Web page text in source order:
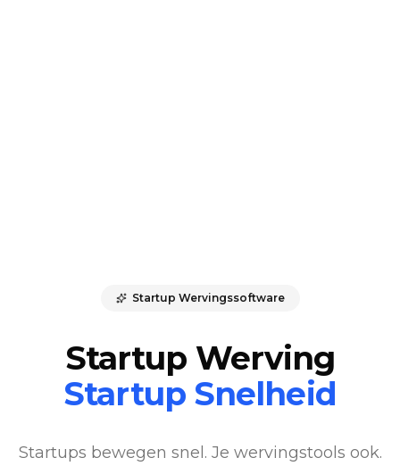
Startup Wervingssoftware
Startup Werving
Startup Snelheid
Startups bewegen snel. Je wervingstools ook.